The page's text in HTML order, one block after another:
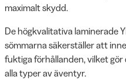
maximalt skydd.
De högkvalitativa laminerade
sömmarna säkerställer att
fuktiga förhållanden, vilket
alla typer av äventyr.